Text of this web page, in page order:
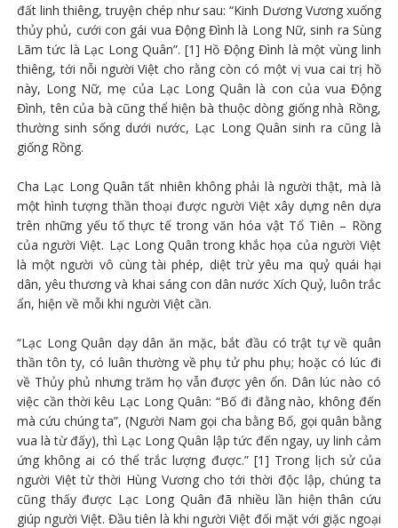
đất linh thiêng, truyện chép như sau: “Kinh Dương Vương xuống
thủy phủ, cưới con gái vua Động Đình là Long Nữ, sinh ra Sùng
Lãm tức là Lạc Long Quân”. [1] Hồ Động Đình là một vùng linh
thiêng, tới nỗi người Việt cho rằng còn có một vị vua cai trị hồ
này, Long Nữ, mẹ của Lạc Long Quân là con của vua Động
Đình, tên của bà cũng thể hiện bà thuộc dòng giống nhà Rồng,
thường sinh sống dưới nước, Lạc Long Quân sinh ra cũng là
giống Rồng.
Cha Lạc Long Quân tất nhiên không phải là người thật, mà là
một hình tượng thần thoại được người Việt xây dựng nên dựa
trên những yếu tố thực tế trong văn hóa vật Tổ Tiên – Rồng
của người Việt. Lạc Long Quân trong khắc họa của người Việt
là một người vô cùng tài phép, diệt trừ yêu ma quỷ quái hại
dân, yêu thương và khai sáng con dân nước Xích Quỷ, luôn trắc
ẩn, hiện về mỗi khi người Việt cần.
“Lạc Long Quân dạy dân ăn mặc, bắt đầu có trật tự về quân
thần tôn ty, có luân thường về phụ tử phu phụ; hoặc có lúc đi
về Thủy phủ nhưng trăm họ vẫn được yên ổn. Dân lúc nào có
việc cần thời kêu Lạc Long Quân: “Bố đi đằng nào, không đến
mà cứu chúng ta”, (Người Nam gọi cha bằng Bố, gọi quân bằng
vua là từ đấy), thì Lạc Long Quân lập tức đến ngay, uy linh cảm
ứng không ai có thể trắc lượng được.” [1] Trong lịch sử của
người Việt từ thời Hùng Vương cho tới thời độc lập, chúng ta
cũng thấy được Lạc Long Quân đã nhiều lần hiện thân cứu
giúp người Việt. Đầu tiên là khi người Việt đối mặt với giặc ngoại